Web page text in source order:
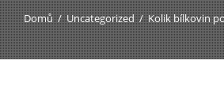
Domů Uncategorized Kolik bílkovin